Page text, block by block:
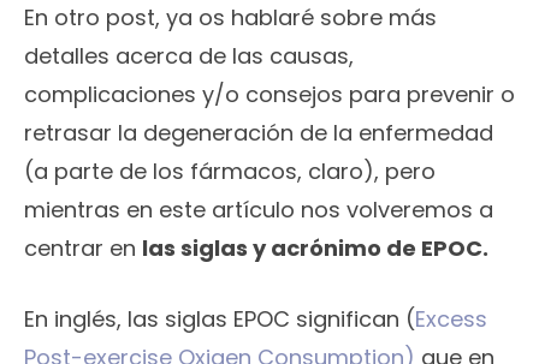
En otro post, ya os hablaré sobre más
detalles acerca de las causas,
complicaciones y/o consejos para prevenir o
retrasar la degeneración de la enfermedad
(a parte de los fármacos, claro), pero
mientras en este artículo nos volveremos a
centrar en las siglas y acrónimo de EPOC.
En inglés, las siglas EPOC significan (Excess
Post-exercise Oxigen Consumption) que en